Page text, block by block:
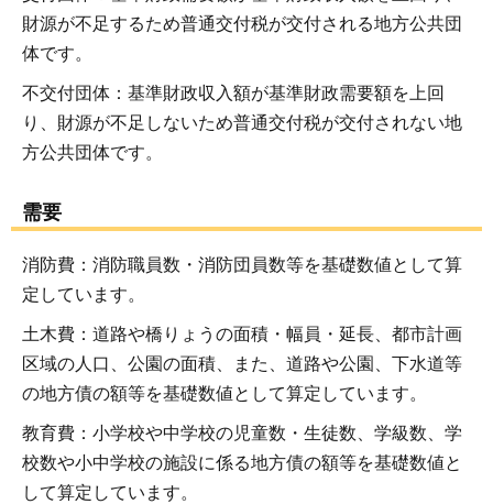
財源が不足するため普通交付税が交付される地方公共団
体です。
不交付団体：基準財政収入額が基準財政需要額を上回
り、財源が不足しないため普通交付税が交付されない地
方公共団体です。
需要
消防費：消防職員数・消防団員数等を基礎数値として算
定しています。
土木費：道路や橋りょうの面積・幅員・延長、都市計画
区域の人口、公園の面積、また、道路や公園、下水道等
の地方債の額等を基礎数値として算定しています。
教育費：小学校や中学校の児童数・生徒数、学級数、学
校数や小中学校の施設に係る地方債の額等を基礎数値と
して算定しています。